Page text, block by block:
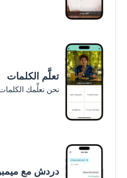
تعلَّم الكلمات
نحن نعلِّمك
دردش مع